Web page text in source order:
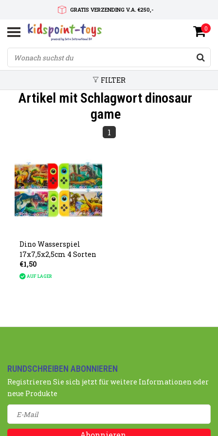
GRATIS VERZENDING V.A. €250,-
SNELLE LEVERTIJD
SERVICE OP MAAT
0
FILTER
Artikel mit Schlagwort dinosaur
game
1
Dino Wasserspiel
17x7,5x2,5cm 4 Sorten
€1,50
AUF LAGER
RUNDSCHREIBEN ABONNIEREN
Registrieren Sie sich jetzt für weitere Informationen oder
neue Produkte